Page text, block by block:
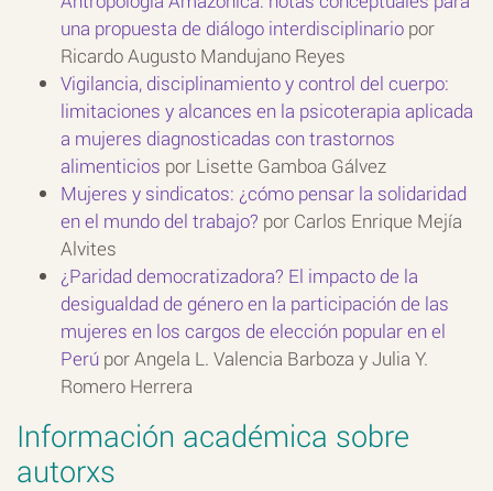
una propuesta de diálogo interdisciplinario por
Ricardo Augusto Mandujano Reyes
Vigilancia, disciplinamiento y control del cuerpo:
limitaciones y alcances en la psicoterapia aplicada
a mujeres diagnosticadas con trastornos
alimenticios por Lisette Gamboa Gálvez
Mujeres y sindicatos: ¿cómo pensar la solidaridad
en el mundo del trabajo? por Carlos Enrique Mejía
Alvites
¿Paridad democratizadora? El impacto de la
desigualdad de género en la participación de las
mujeres en los cargos de elección popular en el
Perú por Angela L. Valencia Barboza y Julia Y.
Romero Herrera
Información académica sobre
autorxs